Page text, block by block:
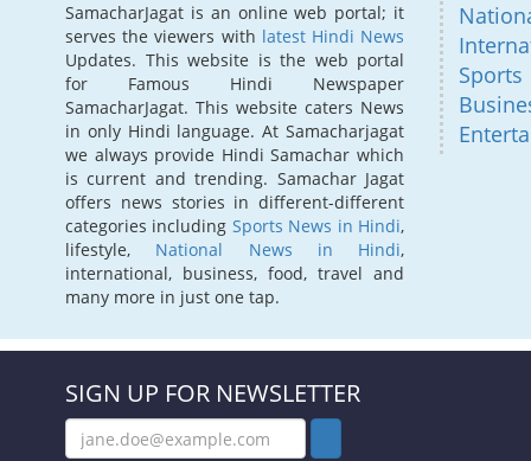
SamacharJagat is an online web portal; it
serves the viewers with latest Hindi News
Updates. This website is the web portal
for Famous Hindi Newspaper
SamacharJagat. This website caters News
in only Hindi language. At Samacharjagat
we always provide Hindi Samachar which
is current and trending. Samachar Jagat
offers news stories in different-different
categories including Sports News in Hindi,
lifestyle, National News in Hindi,
international, business, food, travel and
many more in just one tap.
Sports
SIGN UP FOR NEWSLETTER